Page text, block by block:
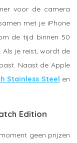
voor de camera
met je iPhone
de tijd binnen 50
je reist, wordt de
Naast de Apple
Stainless Steel en
Edition
geen prijzen